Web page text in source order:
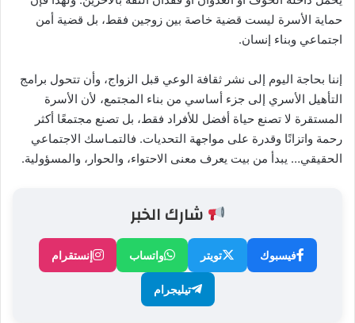
حماية الأسرة ليست قضية خاصة بين زوجين فقط، بل قضية أمن
اجتماعي وبناء إنسان.
إننا بحاجة اليوم إلى نشر ثقافة الوعي قبل الزواج، وأن تتحول برامج
التأهيل الأسري إلى جزء أساسي من بناء المجتمع، لأن الأسرة
المستقرة لا تصنع حياة أفضل للأفراد فقط، بل تصنع مجتمعًا أكثر
رحمة واتزانًا وقدرة على مواجهة التحديات. فالتمـاسك الاجتماعي
الحقيقي… يبدأ من بيت يعرف معنى الاحتواء، والحوار، والمسؤولية.
شارك الخبر
فيسبوك تويتر واتساب إنستقرام
تيليجرام